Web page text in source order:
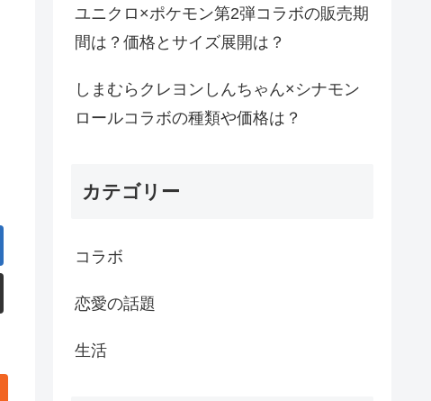
ユニクロ×ポケモン第2弾コラボの販売期
間は？価格とサイズ展開は？
しまむらクレヨンしんちゃん×シナモン
ロールコラボの種類や価格は？
カテゴリー
コラボ
恋愛の話題
生活